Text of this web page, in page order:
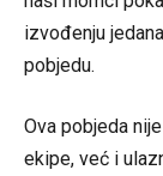
izvođenju
pobjedu.
Ova pobjeda
ekipe, već i